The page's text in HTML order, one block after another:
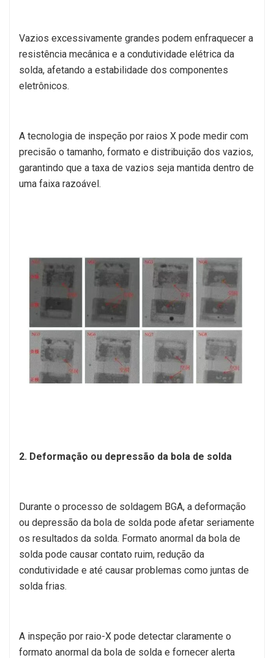
Vazios excessivamente grandes podem enfraquecer a
resistência mecânica e a condutividade elétrica da
solda, afetando a estabilidade dos componentes
eletrônicos.
A tecnologia de inspeção por raios X pode medir com
precisão o tamanho, formato e distribuição dos vazios,
garantindo que a taxa de vazios seja mantida dentro de
uma faixa razoável.
2. Deformação ou depressão da bola de solda
Durante o processo de soldagem BGA, a deformação
ou depressão da bola de solda pode afetar seriamente
os resultados da solda. Formato anormal da bola de
solda pode causar contato ruim, redução da
condutividade e até causar problemas como juntas de
solda frias.
A inspeção por raio-X pode detectar claramente o
formato anormal da bola de solda e fornecer alerta